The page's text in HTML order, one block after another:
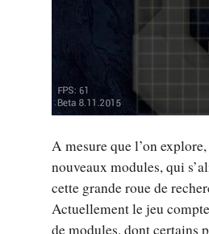
A mesure que l’on
nouveaux modules, qui
cette grande roue de
Actuellement le jeu
de modules, dont certains